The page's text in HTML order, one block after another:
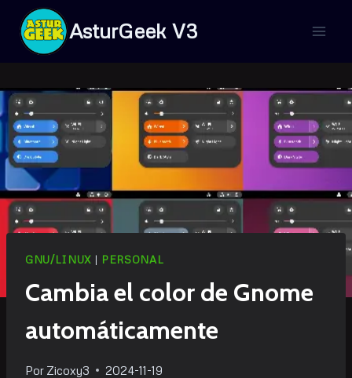
Saltar
contenido
AsturGeek V3
GNU/LINUX | PERSONAL
Cambia el color de Gnome
automáticamente
Por Zicoxy3 2024-11-19